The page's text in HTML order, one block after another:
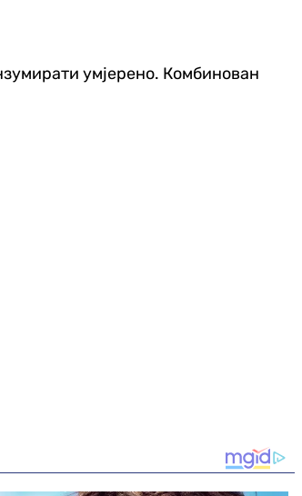
умјерено. Комбинован